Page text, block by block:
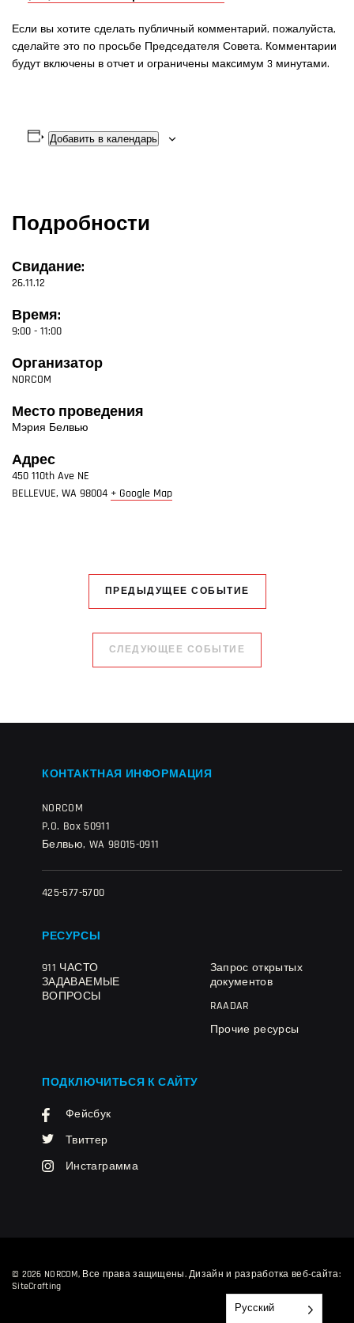
Если вы хотите сделать публичный комментарий, пожалуйста,
сделайте это по просьбе Председателя Совета. Комментарии
будут включены в отчет и ограничены максимум 3 минутами.
Добавить в календарь
Подробности
Свидание:
26.11.12
Время:
9:00 - 11:00
Организатор
NORCOM
Место проведения
Мэрия Белвью
Адрес
450 110th Ave NE
BELLEVUE, WA 98004 + Google Map
ПРЕДЫДУЩЕЕ СОБЫТИЕ
СЛЕДУЮЩЕЕ СОБЫТИЕ
КОНТАКТНАЯ ИНФОРМАЦИЯ
NORCOM
P.O. Box 50911
Белвью, WA 98015-0911
425-577-5700
РЕСУРСЫ
911 ЧАСТО
ЗАДАВАЕМЫЕ
ВОПРОСЫ
Запрос открытых
документов
RAADAR
Прочие ресурсы
ПОДКЛЮЧИТЬСЯ К САЙТУ
Фейсбук
Твиттер
Инстаграмма
© 2026 NORCOM, Все права защищены.Дизайн и разработка веб-сайта:
SiteCrafting
Русский